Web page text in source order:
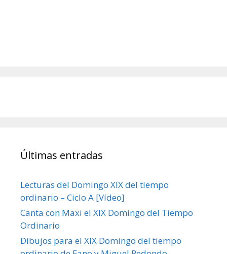
Últimas entradas
Lecturas del Domingo XIX del tiempo
ordinario – Ciclo A [Vídeo]
Canta con Maxi el XIX Domingo del Tiempo
Ordinario
Dibujos para el XIX Domingo del tiempo